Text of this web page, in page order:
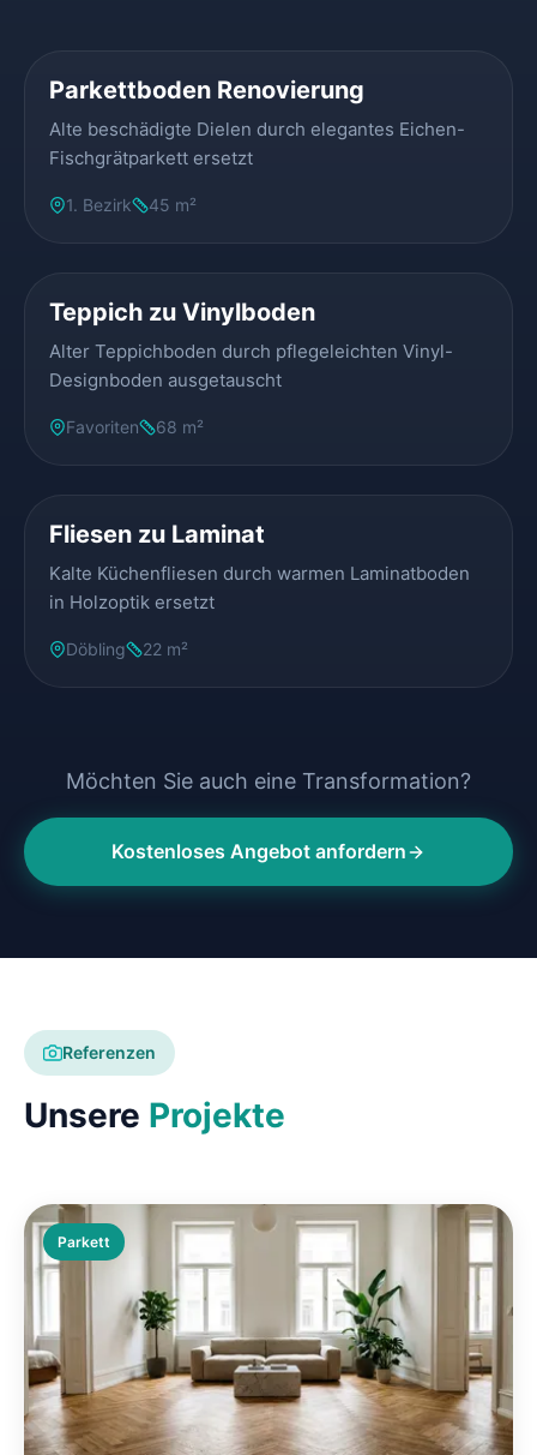
Parkettboden Renovierung
Alte beschädigte Dielen durch elegantes Eichen-
Fischgrätparkett ersetzt
1. Bezirk 45 m²
Teppich zu Vinylboden
Alter Teppichboden durch pflegeleichten Vinyl-
Designboden ausgetauscht
Favoriten 68 m²
Fliesen zu Laminat
Kalte Küchenfliesen durch warmen Laminatboden
in Holzoptik ersetzt
Döbling 22 m²
Möchten Sie auch eine Transformation?
Kostenloses Angebot anfordern
Referenzen
Unsere Projekte
Parkett